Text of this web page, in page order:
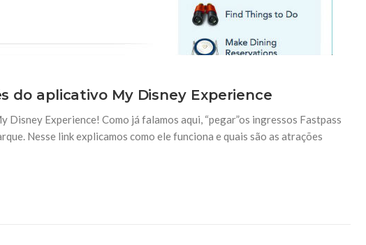
do aplicativo My Disney Experience
Experience! Como já falamos aqui, “pegar”os ingressos Fastpass
Nesse link explicamos como ele funciona e quais são as atrações